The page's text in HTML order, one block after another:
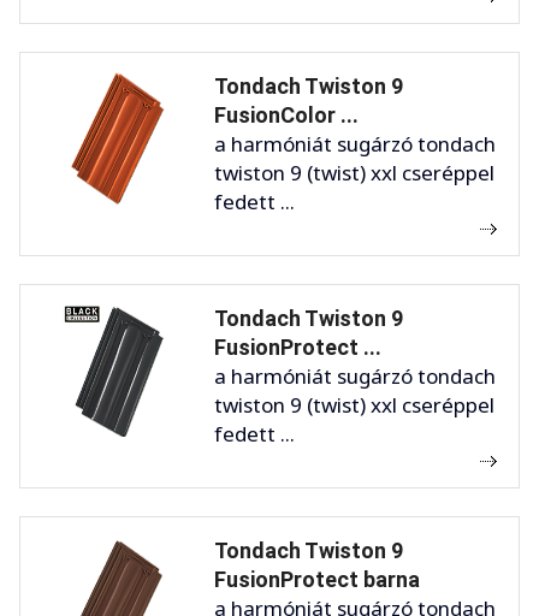
Tondach Twiston 9
FusionColor ...
a harmóniát sugárzó tondach
twiston 9 (twist) xxl cseréppel
fedett ...
Tondach Twiston 9
FusionProtect ...
a harmóniát sugárzó tondach
twiston 9 (twist) xxl cseréppel
fedett ...
Tondach Twiston 9
FusionProtect barna
a harmóniát sugárzó tondach